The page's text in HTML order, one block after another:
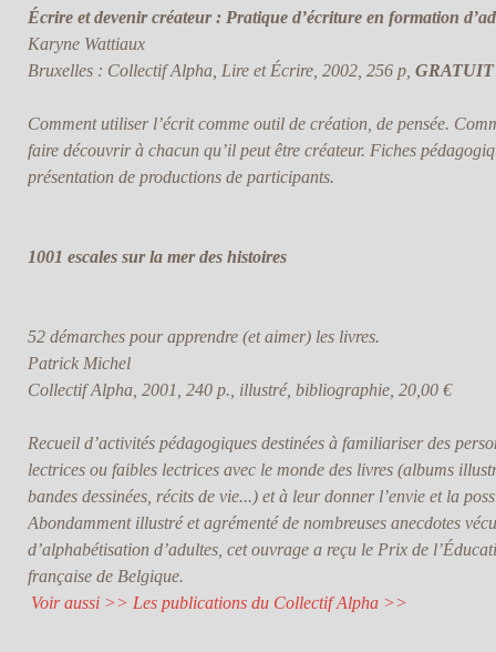
Écrire et devenir créateur : Pratique d’écriture en formation
Karyne Wattiaux
Bruxelles : Collectif Alpha, Lire et Écrire, 2002, 256 p, GRATUIT
Comment utiliser l’écrit comme outil de création, de pensée.
faire découvrir à chacun qu’il peut être créateur. Fiches
présentation de productions de participants.
1001 escales sur la mer des histoires
52 démarches pour apprendre (et aimer) les livres.
Patrick Michel
Collectif Alpha, 2001, 240 p., illustré, bibliographie, 20,00 €
Recueil d’activités pédagogiques destinées à familiariser des
lectrices ou faibles lectrices avec le monde des livres (albums
bandes dessinées, récits de vie...) et à leur donner l’envie et la
Abondamment illustré et agrémenté de nombreuses anecdotes
d’alphabétisation d’adultes, cet ouvrage a reçu le Prix de
française de Belgique.
Voir aussi >> Les publications du Collectif Alpha >>